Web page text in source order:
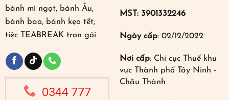
bánh mì ngọt, bánh Âu,
bánh bao, bánh kẹo tết,
tiệc TEABREAK trọn gói
0344 777
MST: 3901332246
Ngày cấp: 02/12/2022
Nơi cấp: Chi cục Thuế khu
vực Thành phố Tây Ninh -
Châu Thành